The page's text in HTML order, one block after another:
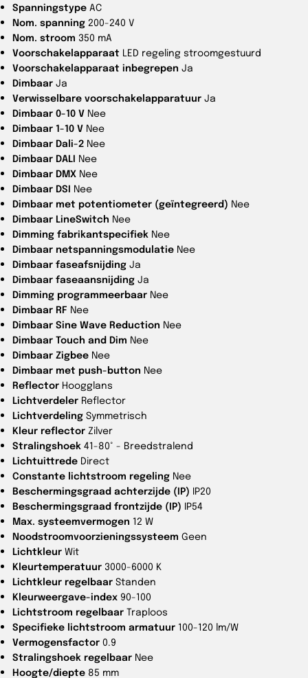
Spanningstype AC
Nom. spanning 200-240 V
Nom. stroom 350 mA
Voorschakelapparaat LED regeling stroomgestuurd
Voorschakelapparaat inbegrepen Ja
Dimbaar Ja
Verwisselbare voorschakelapparatuur Ja
Dimbaar 0-10 V Nee
Dimbaar 1-10 V Nee
Dimbaar Dali-2 Nee
Dimbaar DALI Nee
Dimbaar DMX Nee
Dimbaar DSI Nee
Dimbaar met potentiometer (geïntegreerd) Nee
Dimbaar LineSwitch Nee
Dimming fabrikantspecifiek Nee
Dimbaar netspanningsmodulatie Nee
Dimbaar faseafsnijding Ja
Dimbaar faseaansnijding Ja
Dimming programmeerbaar Nee
Dimbaar RF Nee
Dimbaar Sine Wave Reduction Nee
Dimbaar Touch and Dim Nee
Dimbaar Zigbee Nee
Dimbaar met push-button Nee
Reflector Hoogglans
Lichtverdeler Reflector
Lichtverdeling Symmetrisch
Kleur reflector Zilver
Stralingshoek 41-80° - Breedstralend
Lichtuittrede Direct
Constante lichtstroom regeling Nee
Beschermingsgraad achterzijde (IP) IP20
Beschermingsgraad frontzijde (IP) IP54
Max. systeemvermogen 12 W
Noodstroomvoorzieningssysteem Geen
Lichtkleur Wit
Kleurtemperatuur 3000-6000 K
Lichtkleur regelbaar Standen
Kleurweergave-index 90-100
Lichtstroom regelbaar Traploos
Specifieke lichtstroom armatuur 100-120 lm/W
Vermogensfactor 0.9
Stralingshoek regelbaar Nee
Hoogte/diepte 85 mm